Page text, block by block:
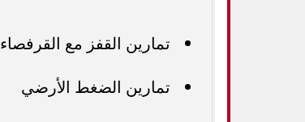
تمارين القفز مع القرفصاء
تمارين الضغط الأرضي